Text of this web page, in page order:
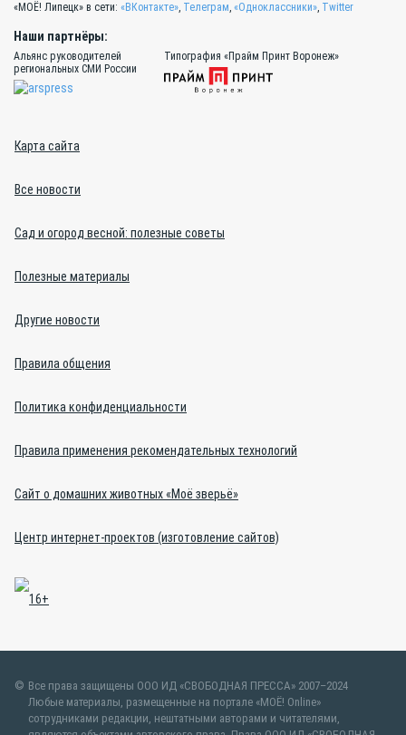
«МОЁ! Липецк» в сети: «ВКонтакте», Телеграм, «Одноклассники», Twitter
Наши партнёры:
Альянс руководителей
региональных СМИ России
Типография «Прайм Принт Воронеж»
Карта сайта
Все новости
Сад и огород весной: полезные советы
Полезные материалы
Другие новости
Правила общения
Политика конфиденциальности
Правила применения рекомендательных технологий
Сайт о домашних животных «Моё зверьё»
Центр интернет-проектов (изготовление сайтов)
Все права защищены ООО ИД «СВОБОДНАЯ ПРЕССА» 2007–2024
Любые материалы, размещенные на портале «МОЁ! Online»
сотрудниками редакции, нештатными авторами и читателями,